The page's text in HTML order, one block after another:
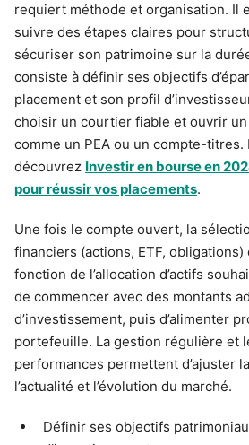
requiert méthode et organisation. Il
suivre des étapes claires pour
sécuriser son patrimoine sur la
consiste à définir ses objectifs
placement et son profil
choisir un courtier fiable et ouvrir un
comme un PEA ou un compte-titres.
découvrez Investir en bourse en
pour réussir vos placements.
Une fois le compte ouvert, la
financiers (actions, ETF,
fonction de l’allocation d’actifs
de commencer avec des montants
d’investissement, puis d’alimenter
portefeuille. La gestion régulière et
performances permettent d’ajuster
l’actualité et l’évolution du marché.
Définir ses objectifs